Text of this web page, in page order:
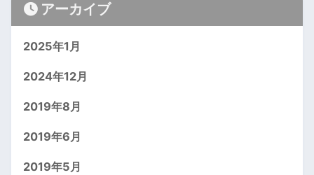
アーカイブ
2025年1月
2024年12月
2019年8月
2019年6月
2019年5月